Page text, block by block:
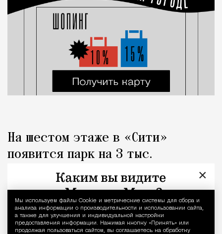
Уведомление
Мы используем файлы Сookie и метрические системы для сбора и
анализа информации о производительности и использовании сайта,
а также для улучшения и индивидуальной настройки
предоставления информации. Нажимая кнопку «Принять» или
продолжая пользоваться сайтом, вы соглашаетесь на обработку
На шестом этаже в «Сити»
появится парк на 3 тыс.
«квадратов» с металлическими
«грибами»
Город Николай Спиридонов
×